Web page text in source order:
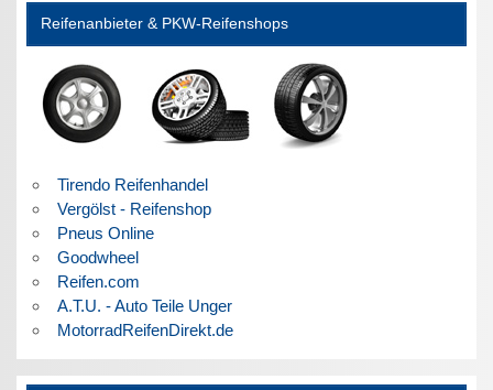
Reifenanbieter & PKW-Reifenshops
Tirendo Reifenhandel
Vergölst - Reifenshop
Pneus Online
Goodwheel
Reifen.com
A.T.U. - Auto Teile Unger
MotorradReifenDirekt.de